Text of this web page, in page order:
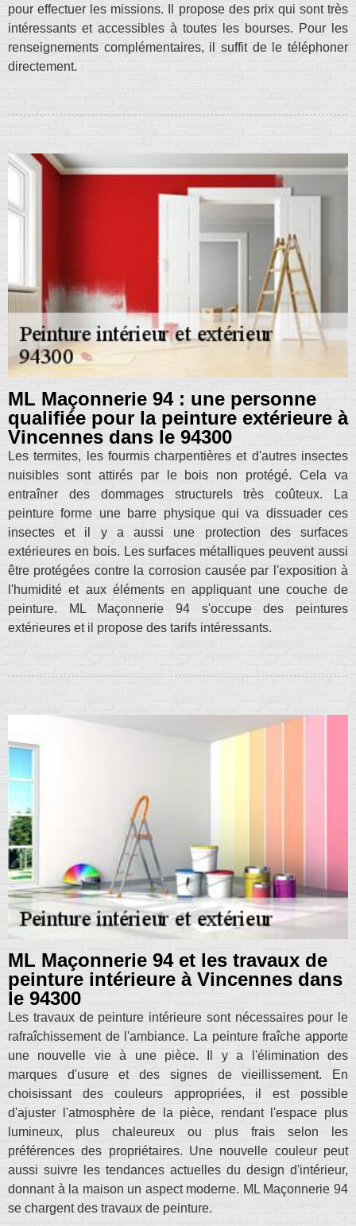
pour effectuer les missions. Il propose des prix qui sont très
intéressants et accessibles à toutes les bourses. Pour les
renseignements complémentaires, il suffit de le téléphoner
directement.
ML Maçonnerie 94 : une personne
qualifiée pour la peinture extérieure à
Vincennes dans le 94300
Les termites, les fourmis charpentières et d'autres insectes
nuisibles sont attirés par le bois non protégé. Cela va
entraîner des dommages structurels très coûteux. La
peinture forme une barre physique qui va dissuader ces
insectes et il y a aussi une protection des surfaces
extérieures en bois. Les surfaces métalliques peuvent aussi
être protégées contre la corrosion causée par l'exposition à
l'humidité et aux éléments en appliquant une couche de
peinture. ML Maçonnerie 94 s'occupe des peintures
extérieures et il propose des tarifs intéressants.
ML Maçonnerie 94 et les travaux de
peinture intérieure à Vincennes dans
le 94300
Les travaux de peinture intérieure sont nécessaires pour le
rafraîchissement de l'ambiance. La peinture fraîche apporte
une nouvelle vie à une pièce. Il y a l'élimination des
marques d'usure et des signes de vieillissement. En
choisissant des couleurs appropriées, il est possible
d'ajuster l'atmosphère de la pièce, rendant l'espace plus
lumineux, plus chaleureux ou plus frais selon les
préférences des propriétaires. Une nouvelle couleur peut
aussi suivre les tendances actuelles du design d'intérieur,
donnant à la maison un aspect moderne. ML Maçonnerie 94
se chargent des travaux de peinture.